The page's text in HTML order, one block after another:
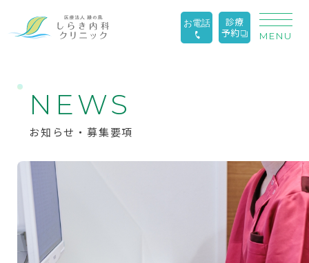
お電話
診療
予約
MENU
N EWS
お知らせ・募集要項